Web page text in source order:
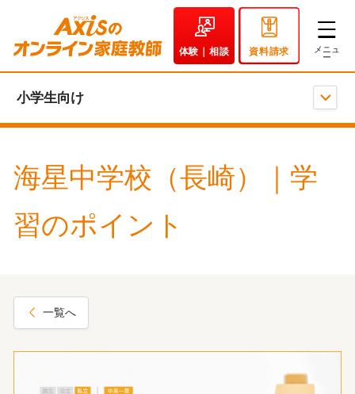
体験｜相談 資料請求
小学生向け
海星中学校（長崎）｜学
習のポイント
一覧へ